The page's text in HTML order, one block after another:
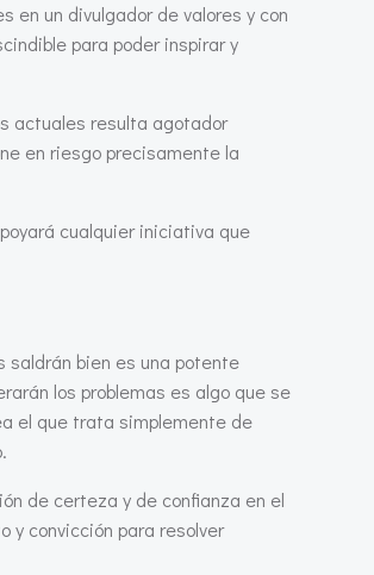
en un divulgador de valores y con
para poder inspirar y
actuales resulta agotador
en riesgo precisamente la
cualquier iniciativa que
bien es una potente
los problemas es algo que se
el que trata simplemente de
de certeza y de confianza en el
y convicción para resolver